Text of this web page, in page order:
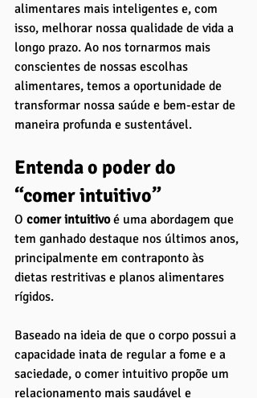
alimentares mais inteligentes e, com
isso, melhorar nossa qualidade de vida a
longo prazo. Ao nos tornarmos mais
conscientes de nossas escolhas
alimentares, temos a oportunidade de
transformar nossa saúde e bem-estar de
maneira profunda e sustentável.
Entenda o poder do
“comer intuitivo”
O comer intuitivo é uma abordagem que
tem ganhado destaque nos últimos anos,
principalmente em contraponto às
dietas restritivas e planos alimentares
rígidos.
Baseado na ideia de que o corpo possui a
capacidade inata de regular a fome e a
saciedade, o comer intuitivo propõe um
relacionamento mais saudável e